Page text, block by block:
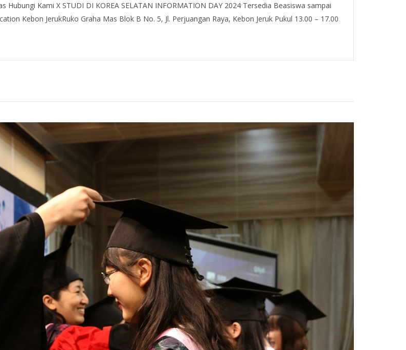
Kami X STUDI DI KOREA SELATAN INFORMATION DAY 2024 Tersedia Beasiswa sampai
Kebon JerukRuko Graha Mas Blok B No. 5, Jl. Perjuangan Raya, Kebon Jeruk Pukul 13.00 – 17.00